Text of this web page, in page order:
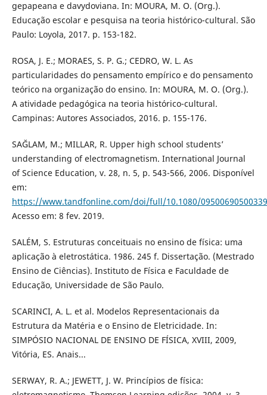
gepapeana e davydoviana. In: MOURA, M. O. (Org.).
Educação escolar e pesquisa na teoria histórico-cultural. São
Paulo: Loyola, 2017. p. 153-182.
ROSA, J. E.; MORAES, S. P. G.; CEDRO, W. L. As
particularidades do pensamento empírico e do pensamento
teórico na organização do ensino. In: MOURA, M. O. (Org.).
A atividade pedagógica na teoria histórico-cultural.
Campinas: Autores Associados, 2016. p. 155-176.
SAĞLAM, M.; MILLAR, R. Upper high school students’
understanding of electromagnetism. International Journal
of Science Education, v. 28, n. 5, p. 543-566, 2006. Disponível
em:
https://www.tandfonline.com/doi/full/10.1080/
Acesso em: 8 fev. 2019.
SALÉM, S. Estruturas conceituais no ensino de física: uma
aplicação à eletrostática. 1986. 245 f. Dissertação. (Mestrado
Ensino de Ciências). Instituto de Física e Faculdade de
Educação, Universidade de São Paulo.
SCARINCI, A. L. et al. Modelos Representacionais da
Estrutura da Matéria e o Ensino de Eletricidade. In:
SIMPÓSIO NACIONAL DE ENSINO DE FÍSICA, XVIII, 2009,
Vitória, ES. Anais...
SERWAY, R. A.; JEWETT, J. W. Princípios de física: